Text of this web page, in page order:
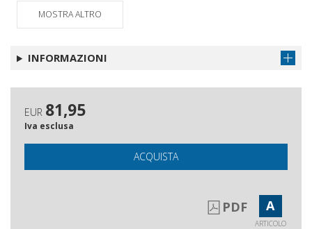
MOSTRA ALTRO
INFORMAZIONI
EUR 81,95
Iva esclusa
ACQUISTA
PDF A
ARTICOLO